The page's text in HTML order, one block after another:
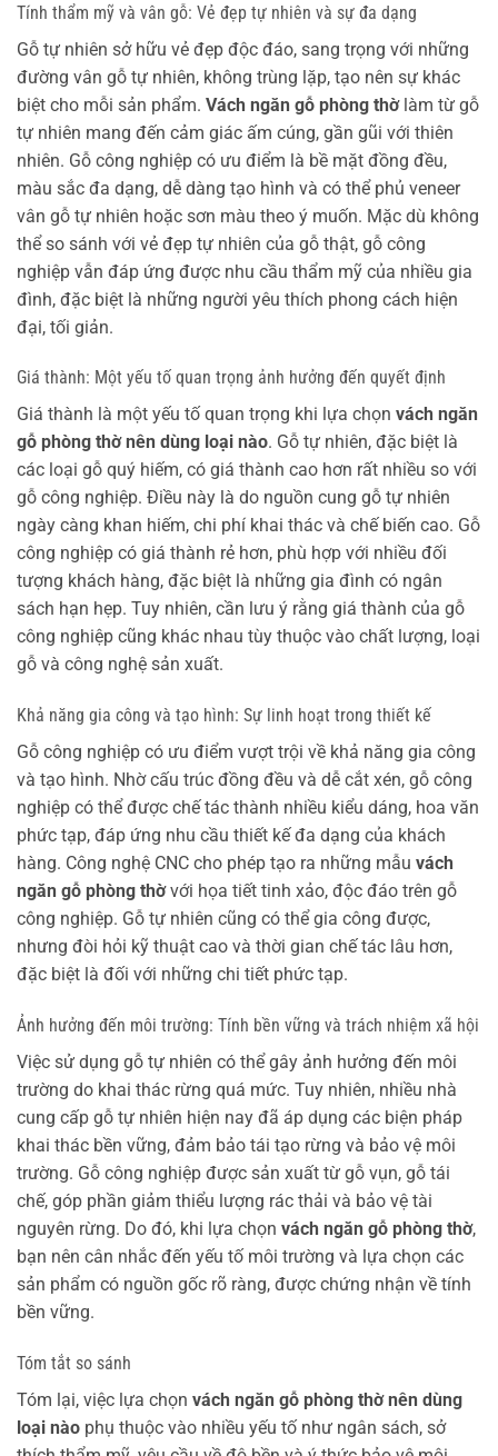
Tính thẩm mỹ và vân gỗ: Vẻ đẹp tự nhiên và sự đa dạng
Gỗ tự nhiên sở hữu vẻ đẹp độc đáo, sang trọng với những
đường vân gỗ tự nhiên, không trùng lặp, tạo nên sự khác
biệt cho mỗi sản phẩm. Vách ngăn gỗ phòng thờlàm từ gỗ
tự nhiên mang đến cảm giác ấm cúng, gần gũi với thiên
nhiên. Gỗ công nghiệp có ưu điểm là bề mặt đồng đều,
màu sắc đa dạng, dễ dàng tạo hình và có thể phủ veneer
vân gỗ tự nhiên hoặc sơn màu theo ý muốn. Mặc dù không
thể so sánh với vẻ đẹp tự nhiên của gỗ thật, gỗ công
nghiệp vẫn đáp ứng được nhu cầu thẩm mỹ của nhiều gia
đình, đặc biệt là những người yêu thích phong cách hiện
đại, tối giản.
Giá thành: Một yếu tố quan trọng ảnh hưởng đến quyết định
Giá thành là một yếu tố quan trọng khi lựa chọn vách ngăn
gỗ phòng thờ nên dùng loại nào. Gỗ tự nhiên, đặc biệt là
các loại gỗ quý hiếm, có giá thành cao hơn rất nhiều so với
gỗ công nghiệp. Điều này là do nguồn cung gỗ tự nhiên
ngày càng khan hiếm, chi phí khai thác và chế biến cao. Gỗ
công nghiệp có giá thành rẻ hơn, phù hợp với nhiều đối
tượng khách hàng, đặc biệt là những gia đình có ngân
sách hạn hẹp. Tuy nhiên, cần lưu ý rằng giá thành của gỗ
công nghiệp cũng khác nhau tùy thuộc vào chất lượng, loại
gỗ và công nghệ sản xuất.
Khả năng gia công và tạo hình: Sự linh hoạt trong thiết kế
Gỗ công nghiệp có ưu điểm vượt trội về khả năng gia công
và tạo hình. Nhờ cấu trúc đồng đều và dễ cắt xén, gỗ công
nghiệp có thể được chế tác thành nhiều kiểu dáng, hoa văn
phức tạp, đáp ứng nhu cầu thiết kế đa dạng của khách
hàng. Công nghệ CNC cho phép tạo ra những mẫu vách
ngăn gỗ phòng thờvới họa tiết tinh xảo, độc đáo trên gỗ
công nghiệp. Gỗ tự nhiên cũng có thể gia công được,
nhưng đòi hỏi kỹ thuật cao và thời gian chế tác lâu hơn,
đặc biệt là đối với những chi tiết phức tạp.
Ảnh hưởng đến môi trường: Tính bền vững và trách nhiệm xã hội
Việc sử dụng gỗ tự nhiên có thể gây ảnh hưởng đến môi
trường do khai thác rừng quá mức. Tuy nhiên, nhiều nhà
cung cấp gỗ tự nhiên hiện nay đã áp dụng các biện pháp
khai thác bền vững, đảm bảo tái tạo rừng và bảo vệ môi
trường. Gỗ công nghiệp được sản xuất từ gỗ vụn, gỗ tái
chế, góp phần giảm thiểu lượng rác thải và bảo vệ tài
nguyên rừng. Do đó, khi lựa chọn vách ngăn gỗ phòng thờ,
bạn nên cân nhắc đến yếu tố môi trường và lựa chọn các
sản phẩm có nguồn gốc rõ ràng, được chứng nhận về tính
bền vững.
Tóm tắt so sánh
Tóm lại, việc lựa chọn vách ngăn gỗ phòng thờ nên dùng
loại nào phụ thuộc vào nhiều yếu tố như ngân sách, sở